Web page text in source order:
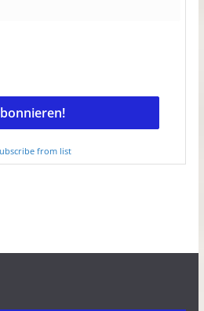
from list